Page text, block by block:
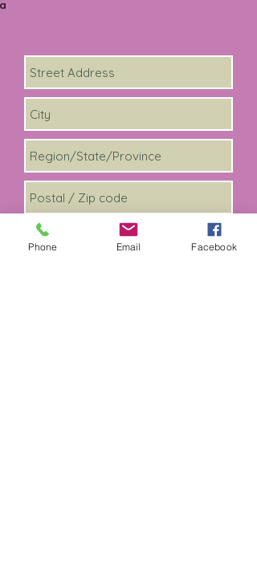
Phone Email Facebook